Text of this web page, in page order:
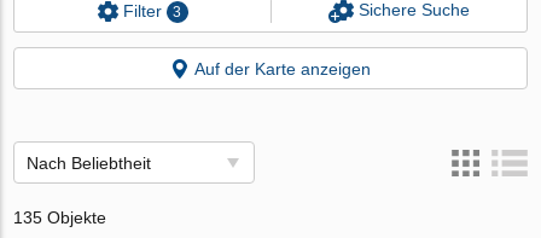
Filter 3 Sichere Suche
Auf der Karte anzeigen
Nach Beliebtheit
135 Objekte